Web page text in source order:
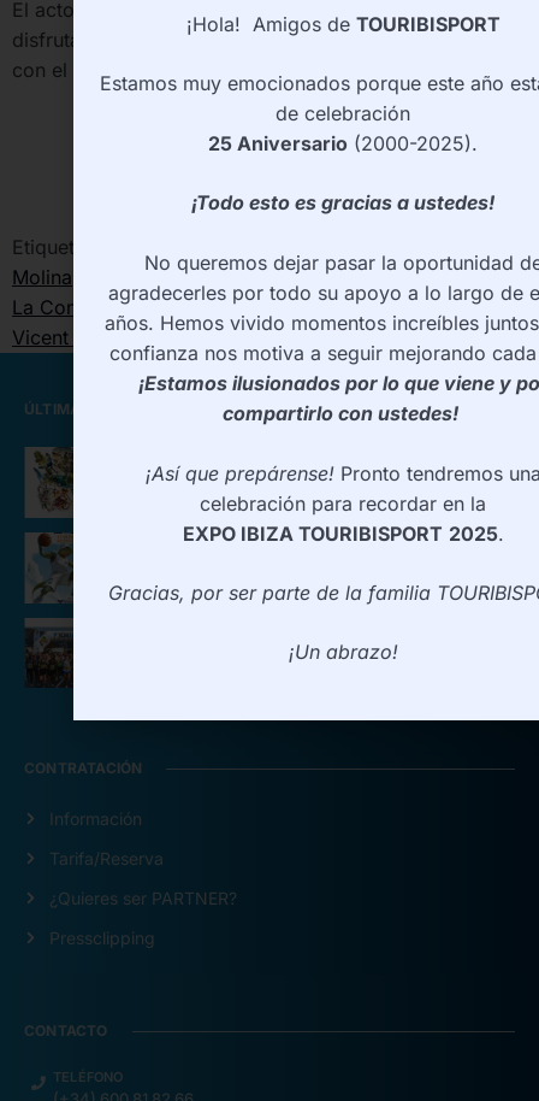
El acto finalizo a media noche y los invitados pudierón
disfrutar de la musica hasta altas horas de la madrugada
con el DJ Fucarella.
[flash_easy_gallery 5 /]
Etiquetado
Molina
Bodega ,Deseo,Dj, El Presidente, Hotel Pacha,
La Confianza,Madrugada, Olmo,Regalo,Sentimiento ,
Vicent Ferrer
ÚLTIMAS NOTICIAS
Torneo BASKET 3X3
CONTRATACIÓN
Información
Tarifa/Reserva
¿Quieres ser PARTNER?
Pressclipping
CONTACTO
TELÉFONO
¡Hola! Amigos de TOURIBISPORT
Estamos muy emocionados porque este año
de celebración
25 Aniversario (2000-2025).
¡Todo esto es gracias a ustedes!
No queremos dejar pasar la oportunidad
agradecerles por todo su apoyo a lo largo de
años. Hemos vivido momentos increíbles
confianza nos motiva a seguir mejorando
¡Estamos ilusionados por lo que viene y
compartirlo con ustedes!
¡Así que prepárense!Pronto tendremos
celebración para recordar en la
EXPO IBIZA TOURIBISPORT 2025.
Gracias, por ser parte de la familia
¡Un abrazo!